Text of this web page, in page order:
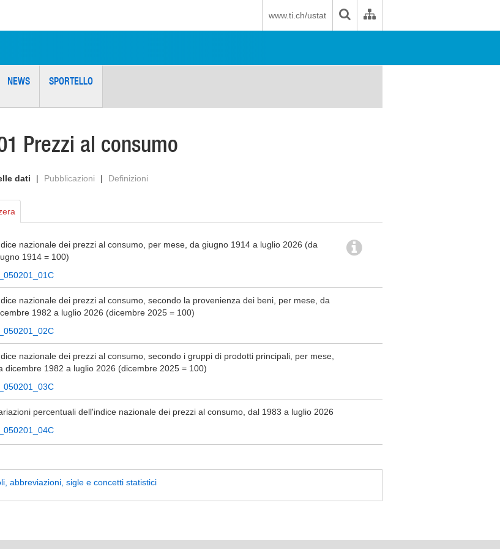
www.ti.ch/ustat
NEWS SPORTELLO
Prezzi al consumo
dati | Pubblicazioni | Definizioni
nazionale dei prezzi al consumo, per mese, da giugno 1914 a luglio 2026 (da
1914 = 100)
nazionale dei prezzi al consumo, secondo la provenienza dei beni, per mese, da
1982 a luglio 2026 (dicembre 2025 = 100)
nazionale dei prezzi al consumo, secondo i gruppi di prodotti principali, per mese,
dicembre 1982 a luglio 2026 (dicembre 2025 = 100)
percentuali dell'indice nazionale dei prezzi al consumo, dal 1983 a luglio 2026
abbreviazioni, sigle e concetti statistici